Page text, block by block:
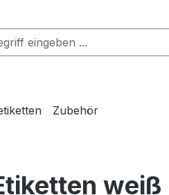
Zubehör